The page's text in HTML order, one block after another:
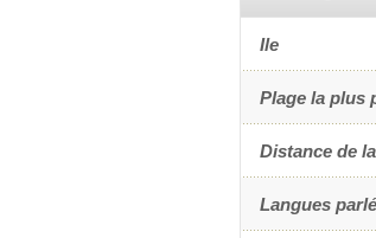
Ile
Plage la plus
Distance de
Langues